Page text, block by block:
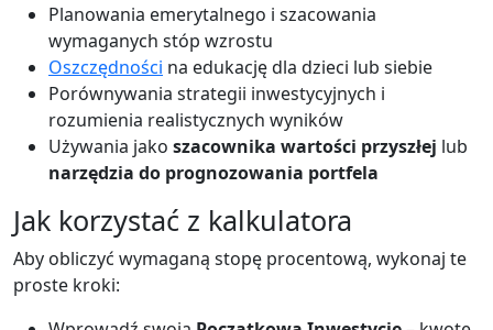
Planowania emerytalnego i szacowania
wymaganych stóp wzrostu
Oszczędności na edukację dla dzieci lub siebie
Porównywania strategii inwestycyjnych i
rozumienia realistycznych wyników
Używania jako szacownika wartości przyszłej lub
narzędzia do prognozowania portfela
Jak korzystać z kalkulatora
Aby obliczyć wymaganą stopę procentową, wykonaj te
proste kroki: